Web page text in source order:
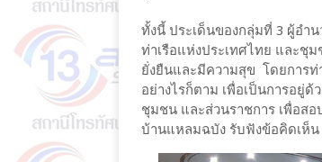
ทั้งนี้ ประเด็นของกลุ่มที่ 3 ผู้อำ
ท่าเรือแห่งประเทศไทย และชุ
ยั่งยืนและมีความสุข โดยการ
อย่างไรก็ตาม เพื่อเป็นการอยู่
ชุมชน และส่วนราชการ เพื่อส
บ้านแหลมฉบัง รับฟังข้อคิดเห็